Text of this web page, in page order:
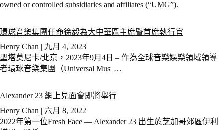
owned or controlled subsidiaries and affiliates (“UMG”).
環球音樂集團任命徐毅為大中華區主席暨首席執行官
Henry Chan | 九月 4, 2023
聖塔莫尼卡/北京，2023年9月4日 – 作為全球音樂娛樂領域領導
者環球音樂集團（Universal Musi …
Alexander 23 網上見面會即將舉行
Henry Chan | 六月 8, 2022
2022年第一位Fresh Face — Alexander 23 出生於芝加哥郊區伊利